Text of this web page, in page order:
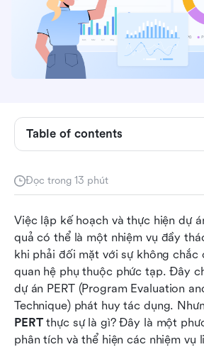
Đọc trong 13 phút
Việc lập kế hoạch và thực hiện dự
quả có thể là một nhiệm vụ đầy
khi phải đối mặt với sự không chắc
quan hệ phụ thuộc phức tạp. Đây
dự án PERT (Program Evaluation
Technique) phát huy tác dụng.
PERT thực sự là gì? Đây là một
phân tích và thể hiện các nhiệm vụ
Table of contents
Pert trong quản lý dự án là gì?
Lợi ích của việc sử dụng PERT
Các thành phần chính của PERT
Cách tạo biểu đồ PERT
Sử dụng Lark để thành thạo
PERT so với CPM so với Gantt:
gì?